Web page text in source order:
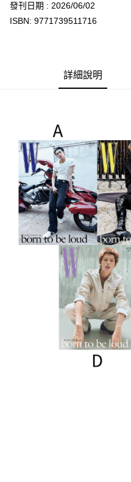
街口支付
２．便利：只要手機號碼，簡訊認
３．安心：先確認商品／服務後，
【「AFTEE先享後付」結帳流程】
１．於結帳方式選擇「AFTEE先享
結帳頁面，進行簡訊認證並確認金
２．訂單成立數日內，您將收到繳
３．收到繳費通知簡訊後14天內，
ATM／網路銀行／等多元方式進行
※ 請注意：結帳手續完成當下不需
購買商品的店家。未經商家同意取
後付繳納相關費用。
※ 交易是否成功請以「AFTEE先享
是否繳費成功／繳費後需取消欲退
客戶支援中心」
https://
１．透過由恩沛科技股份有限公司
易，需依本服務之必要範圍內提供
權轉讓予恩沛科技股份有限公司。
２．關於個人資料處理事宜，請瀏
https://aftee.tw/terms/#terms3
４．使用「AFTEE先享後付」時，
時審查核予不同之上限額度；若仍
５．嚴禁一人註冊多個帳號或使用
恩沛科技股份有限公司將有權停止
全家取貨付款
每筆NT$60，滿NT$1,599(含
付款後全家取貨
每筆NT$60，滿NT$1,599(含
7-11取貨付款
每筆NT$60，滿NT$1,599(含
付款後7-11取貨
每筆NT$60，滿NT$1,599(含
發刊日期 : 2026/06/02
ISBN: 9771739511716
詳細說明